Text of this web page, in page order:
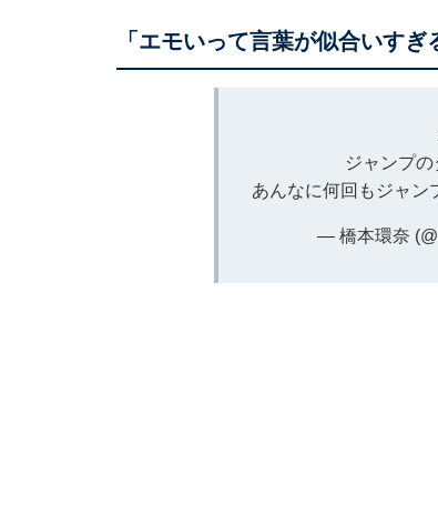
「エモいって言葉が似合いすぎ
ジャンプ
あんなに何回もジャン
— 橋本環奈